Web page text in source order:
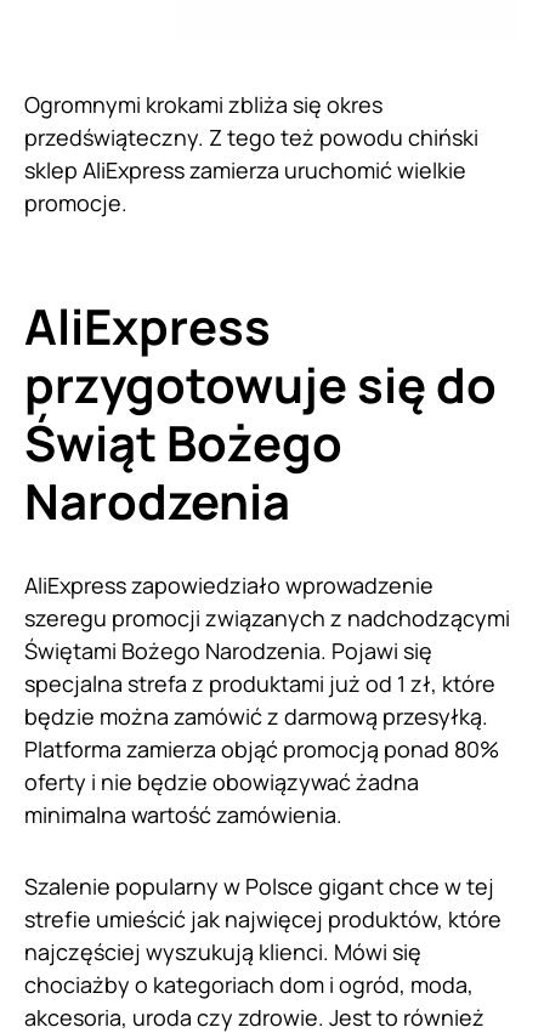
Ogromnymi krokami zbliża się okres
przedświąteczny. Z tego też powodu chiński
sklep AliExpress zamierza uruchomić wielkie
promocje.
AliExpress
przygotowuje się do
Świąt Bożego
Narodzenia
AliExpress zapowiedziało wprowadzenie
szeregu promocji związanych z nadchodzącymi
Świętami Bożego Narodzenia. Pojawi się
specjalna strefa z produktami już od 1 zł, które
będzie można zamówić z darmową przesyłką.
Platforma zamierza objąć promocją ponad 80%
oferty i nie będzie obowiązywać żadna
minimalna wartość zamówienia.
Szalenie popularny w Polsce gigant chce w tej
strefie umieścić jak najwięcej produktów, które
najczęściej wyszukują klienci. Mówi się
chociażby o kategoriach dom i ogród, moda,
akcesoria, uroda czy zdrowie. Jest to również